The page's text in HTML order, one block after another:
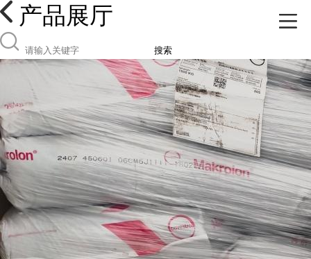
产品展厅
搜索